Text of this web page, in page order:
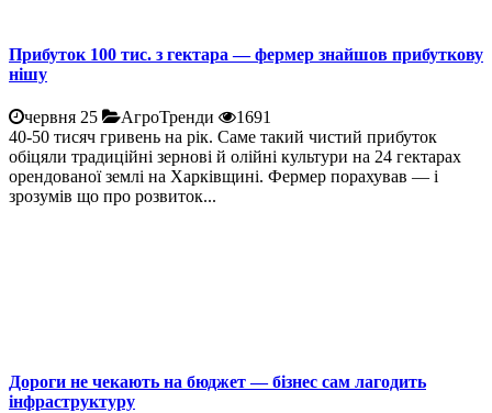
Прибуток 100 тис. з гектара — фермер знайшов прибуткову
нішу
червня 25 АгроТренди
1691
40-50 тисяч гривень на рік. Саме такий чистий прибуток
обіцяли традиційні зернові й олійні культури на 24 гектарах
орендованої землі на Харківщині. Фермер порахував — і
зрозумів що про розвиток...
Дороги не чекають на бюджет — бізнес сам лагодить
інфраструктуру